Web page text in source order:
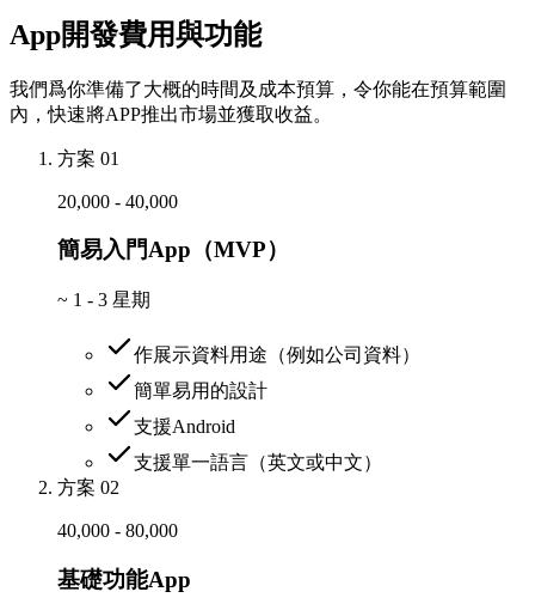
App開發費用與功能
我們爲你準備了大概的時間及成本預算，令你能在預算範圍
內，快速將APP推出市場並獲取收益。
方案 01
20,000 - 40,000
簡易入門App（MVP）
~ 1 - 3 星期
作展示資料用途（例如公司資料）
簡單易用的設計
支援Android
支援單一語言（英文或中文）
方案 02
40,000 - 80,000
基礎功能App